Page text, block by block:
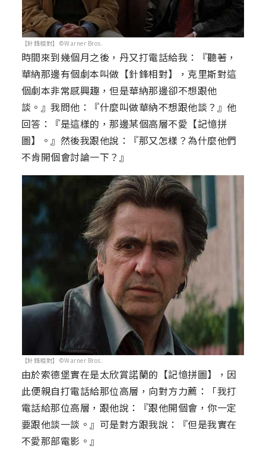
【針鋒相對】©Warner Bros.
時間來到幾個月之後，丹又打電話給我：『聽著，
華納那邊有個劇本叫做【針鋒相對】，克里斯對這
個劇本非常感興趣，但是華納那邊卻不想跟他
談。』我問他：『什麼叫做華納不想跟他談？』他
回答：『是這樣的，那邊某個高層不愛【記憶拼
圖】。』然後我跟他說：『那又怎樣？為什麼他們
不肯開個會討論一下？』
【針鋒相對】©Warner Bros.
由於索德堡實在是太欣賞諾蘭的【記憶拼圖】，因
此便親自打電話給那位高層，向對方力薦：「我打
電話給那位高層，跟他說：『跟他開個會，你一定
要跟他談一談。』可是對方跟我說：『但是我實在
不愛那部電影。』